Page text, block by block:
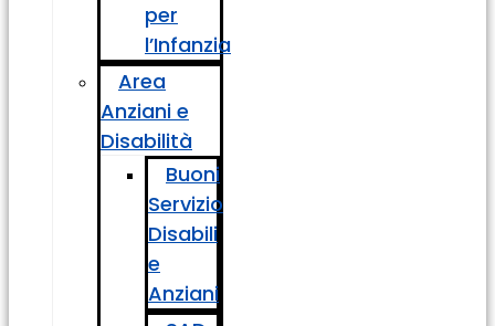
per
l’Infanzia
Area
Anziani e
Disabilità
Buoni
Servizio
Disabili
e
Anziani